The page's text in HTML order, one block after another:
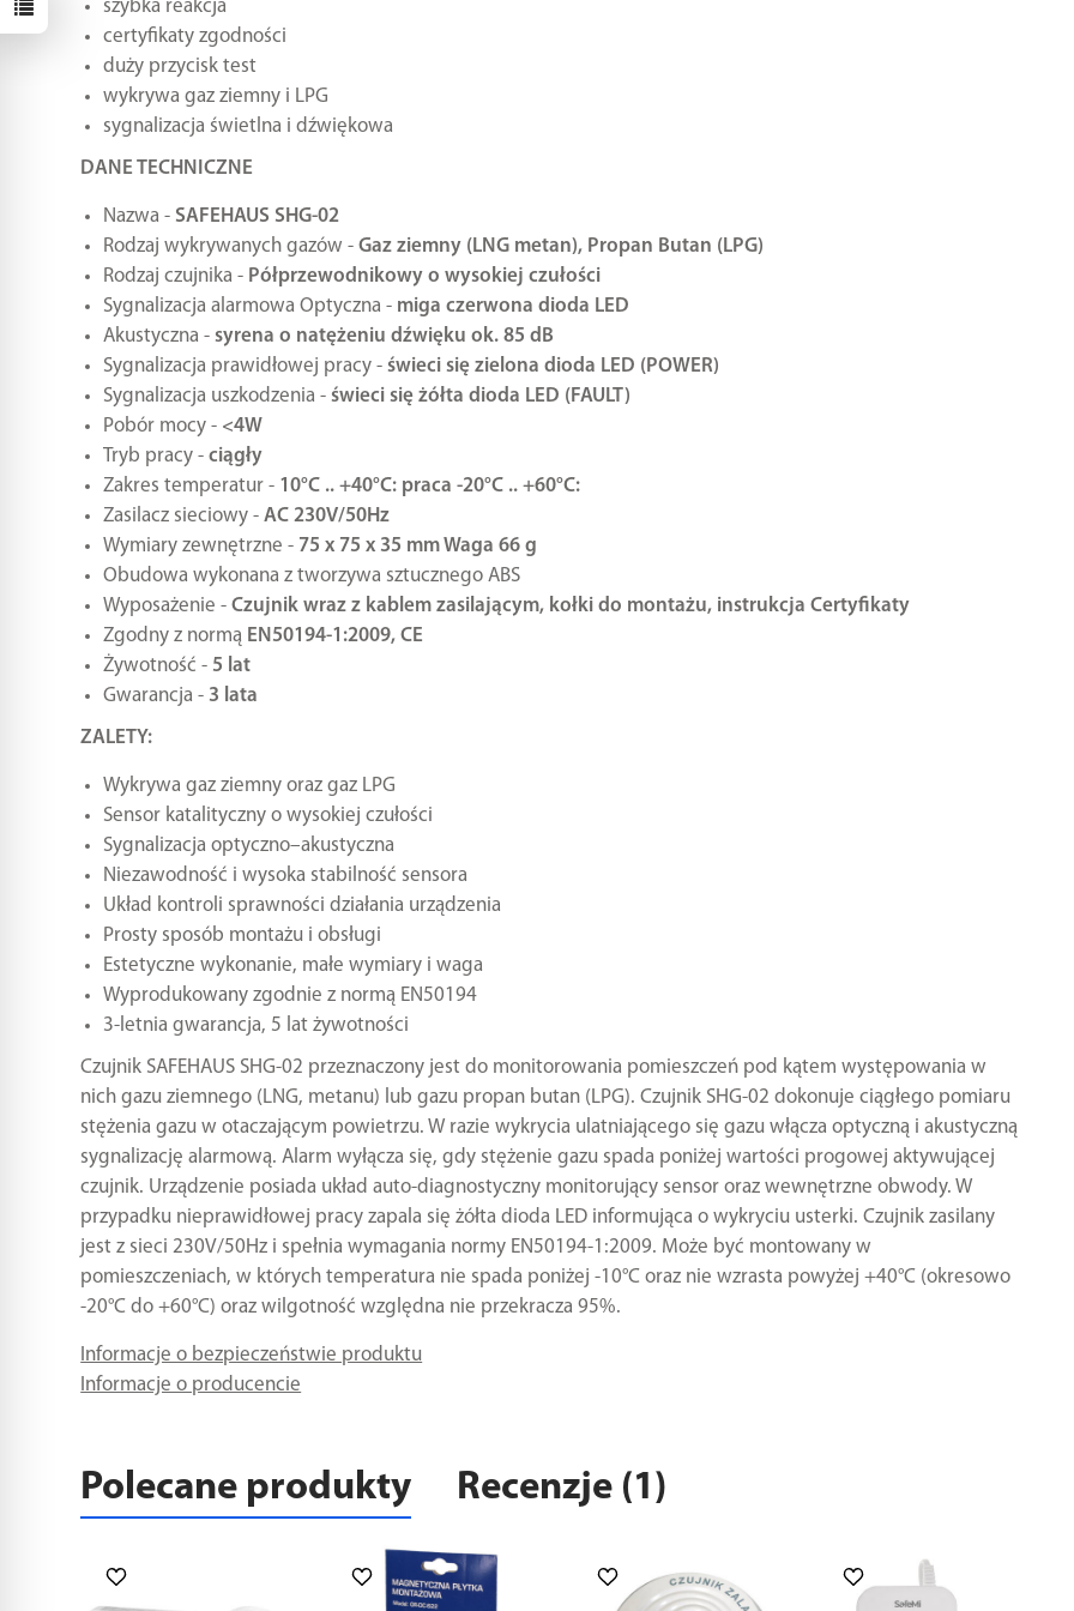
szybka reakcja
certyfikaty zgodności
duży przycisk test
wykrywa gaz ziemny i LPG
sygnalizacja świetlna i dźwiękowa
DANE TECHNICZNE
Nazwa - SAFEHAUS SHG-02
Rodzaj wykrywanych gazów -Gaz ziemny (LNG metan), Propan Butan (LPG)
Rodzaj czujnika - Półprzewodnikowy o wysokiej czułości
Sygnalizacja alarmowa Optyczna - miga czerwona dioda LED
Akustyczna -syrena o natężeniu dźwięku ok. 85 dB
Sygnalizacja prawidłowej pracy -świeci się zielona dioda LED (POWER)
Sygnalizacja uszkodzenia -świeci się żółta dioda LED (FAULT)
Pobór mocy - <4W
Tryb pracy -ciągły
Zakres temperatur - 10°C .. +40°C: praca -20°C .. +60°C:
Zasilacz sieciowy -AC 230V/50Hz
Wymiary zewnętrzne - 75 x 75 x 35 mm Waga 66 g
Obudowa wykonana z tworzywa sztucznego ABS
Wyposażenie -Czujnik wraz z kablem zasilającym, kołki do montażu, instrukcja Certyfikaty
Zgodny z normą EN50194-1:2009, CE
Żywotność - 5 lat
Gwarancja - 3 lata
ZALETY:
Wykrywa gaz ziemny oraz gaz LPG
Sensor katalityczny o wysokiej czułości
Sygnalizacja optyczno–akustyczna
Niezawodność i wysoka stabilność sensora
Układ kontroli sprawności działania urządzenia
Prosty sposób montażu i obsługi
Estetyczne wykonanie, małe wymiary i waga
Wyprodukowany zgodnie z normą EN50194
3-letnia gwarancja, 5 lat żywotności
Czujnik SAFEHAUS SHG-02 przeznaczony jest do monitorowania pomieszczeń pod kątem występowania w
nich gazu ziemnego (LNG, metanu) lub gazu propan butan (LPG). Czujnik SHG-02 dokonuje ciągłego pomiaru
stężenia gazu w otaczającym powietrzu. W razie wykrycia ulatniającego się gazu włącza optyczną i akustyczną
sygnalizację alarmową. Alarm wyłącza się, gdy stężenie gazu spada poniżej wartości progowej aktywującej
czujnik. Urządzenie posiada układ auto-diagnostyczny monitorujący sensor oraz wewnętrzne obwody. W
przypadku nieprawidłowej pracy zapala się żółta dioda LED informująca o wykryciu usterki. Czujnik zasilany
jest z sieci 230V/50Hz i spełnia wymagania normy EN50194-1:2009. Może być montowany w
pomieszczeniach, w których temperatura nie spada poniżej -10°C oraz nie wzrasta powyżej +40°C (okresowo
-20°C do +60°C) oraz wilgotność względna nie przekracza 95%.
Informacje o bezpieczeństwie produktu
Informacje o producencie
Polecane produkty Recenzje (1)